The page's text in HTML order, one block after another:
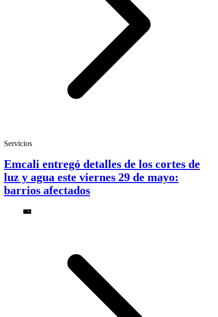
Servicios
Emcali entregó detalles de los cortes de
luz y agua este viernes 29 de mayo:
barrios afectados